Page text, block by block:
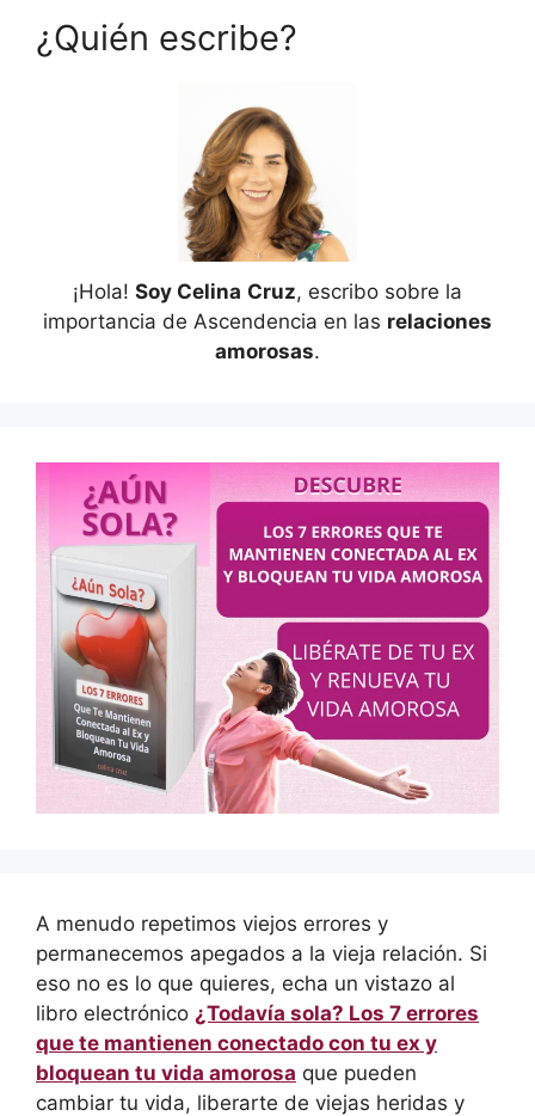
¿Quién escribe?
¡Hola! Soy Celina Cruz, escribo sobre la
importancia de Ascendencia en las relaciones
amorosas.
A menudo repetimos viejos errores y
permanecemos apegados a la vieja relación. Si
eso no es lo que quieres, echa un vistazo al
libro electrónico ¿Todavía sola? Los 7 errores
que te mantienen conectado con tu ex y
bloquean tu vida amorosa que pueden
cambiar tu vida, liberarte de viejas heridas y